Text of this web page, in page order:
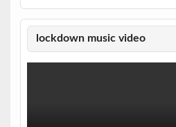
lockdown music video